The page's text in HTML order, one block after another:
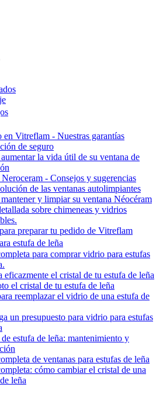
en Vitreflam - Nuestras garantías
de seguro
la vida útil de su ventana de
- Consejos y sugerencias
de las ventanas autolimpiantes
y limpiar su ventana Néocéram
sobre chimeneas y vidrios
preparar tu pedido de Vitreflam
estufa de leña
para comprar vidrio para estufas
eficazmente el cristal de tu estufa de leña
el cristal de tu estufa de leña
reemplazar el vidrio de una estufa de
un presupuesto para vidrio para estufas
estufa de leña: mantenimiento y
de ventanas para estufas de leña
cómo cambiar el cristal de una
leña